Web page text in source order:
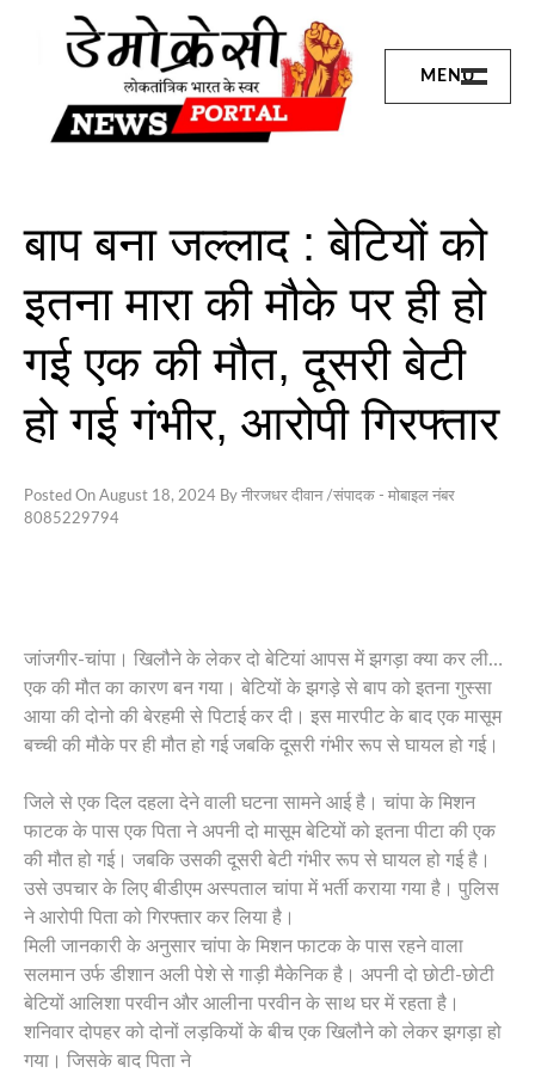
MENU
जांजगीर जिला
जशपुर
शिवरीनारायण
Privacy
Policy
Terms
About
Us
बाप बना जल्लाद : बेटियों को
इतना मारा की मौके पर ही हो
गई एक की मौत, दूसरी बेटी
हो गई गंभीर, आरोपी गिरफ्तार
Posted On August 18, 2024 By नीरजधर दीवान /संपादक - मोबाइल नंबर
8085229794
जांजगीर-चांपा। खिलौने के लेकर दो बेटियां आपस में झगड़ा क्या कर ली…
एक की मौत का कारण बन गया। बेटियों के झगड़े से बाप को इतना गुस्सा
आया की दोनो की बेरहमी से पिटाई कर दी। इस मारपीट के बाद एक मासूम
बच्ची की मौके पर ही मौत हो गई जबकि दूसरी गंभीर रूप से घायल हो गई।
जिले से एक दिल दहला देने वाली घटना सामने आई है। चांपा के मिशन
फाटक के पास एक पिता ने अपनी दो मासूम बेटियों को इतना पीटा की एक
की मौत हो गई। जबकि उसकी दूसरी बेटी गंभीर रूप से घायल हो गई है।
उसे उपचार के लिए बीडीएम अस्पताल चांपा में भर्ती कराया गया है। पुलिस
ने आरोपी पिता को गिरफ्तार कर लिया है।
मिली जानकारी के अनुसार चांपा के मिशन फाटक के पास रहने वाला
सलमान उर्फ डीशान अली पेशे से गाड़ी मैकेनिक है। अपनी दो छोटी-छोटी
बेटियों आलिशा परवीन और आलीना परवीन के साथ घर में रहता है।
शनिवार दोपहर को दोनों लड़कियों के बीच एक खिलौने को लेकर झगड़ा हो
गया। जिसके बाद पिता ने